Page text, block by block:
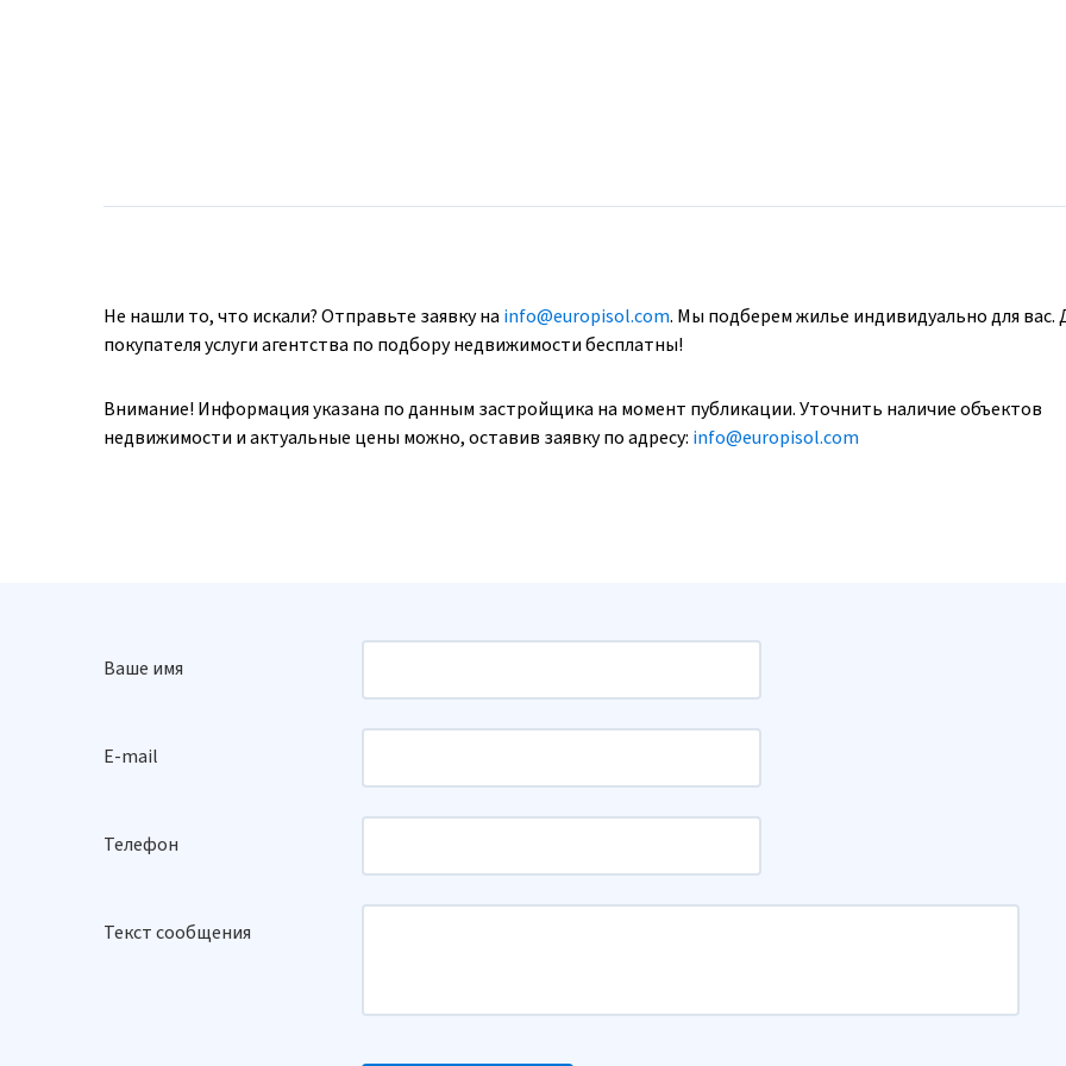
Не нашли то, что искали? Отправьте заявку наinfo@europisol.com. Мы подберем жилье индивидуально для вас.
покупателя услуги агентства по подбору недвижимости бесплатны!
Внимание! Информация указана по данным застройщика на момент публикации. Уточнить наличие объектов
недвижимости и актуальные цены можно, оставив заявку по адресу: info@europisol.com
Ваше имя
E-mail
Телефон
Текст сообщения